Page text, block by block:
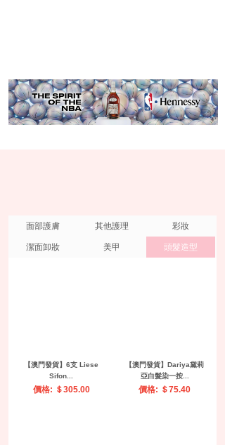
面部護膚 其他護理 彩妝
潔面卸妝 美甲 頭髮造型
【澳門發貨】naturie - 薏
仁清潤...
價格: ＄33.80
【澳門發貨】（6支起購）
SANA 珊娜 ...
價格: ＄49.50